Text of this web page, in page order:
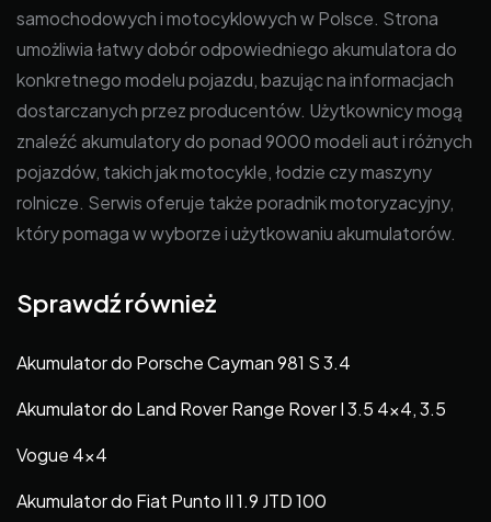
samochodowych i motocyklowych w Polsce. Strona
umożliwia łatwy dobór odpowiedniego akumulatora do
konkretnego modelu pojazdu, bazując na informacjach
dostarczanych przez producentów. Użytkownicy mogą
znaleźć akumulatory do ponad 9000 modeli aut i różnych
pojazdów, takich jak motocykle, łodzie czy maszyny
rolnicze. Serwis oferuje także poradnik motoryzacyjny,
który pomaga w wyborze i użytkowaniu akumulatorów.
Sprawdź również
Akumulator do Porsche Cayman 981 S 3.4
Akumulator do Land Rover Range Rover I 3.5 4×4, 3.5
Vogue 4×4
Akumulator do Fiat Punto II 1.9 JTD 100